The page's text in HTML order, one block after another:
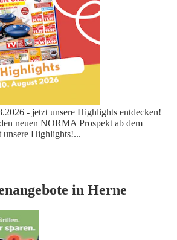
- jetzt unsere Highlights entdecken!
neuen NORMA Prospekt ab dem
unsere Highlights!...
in Herne